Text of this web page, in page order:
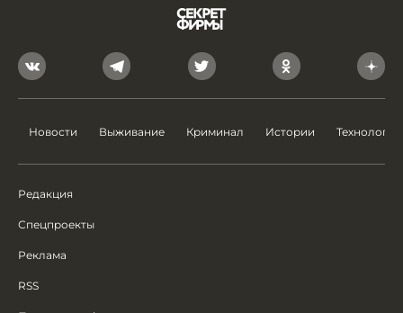
Новости Выживание Криминал Истории Технологии
Редакция
Спецпроекты
Реклама
RSS